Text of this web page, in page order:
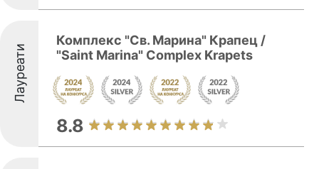
Лауреати
Комплекс "Св. Марина" Крапец /
"Saint Marina" Complex Krapets
8.8